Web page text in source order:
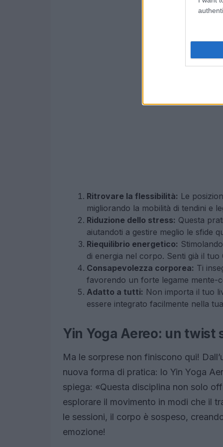
Ritrovare la flessibilità: Le
migliorando la mobilità di tendini e
Riduzione dello stress: Questa
aiutandoti a gestire meglio le sfide
Riequilibrio energetico:
di energia nel corpo. Senti già il tuo
Consapevolezza corporea: Ti
favorendo un forte legame mente-
Adatto a tutti: Non importa il tuo
essere integrato facilmente nella
Yin Yoga Aereo: un twist
Ma le sorprese non finiscono qui!
nuova forma di pratica: lo Yin Yoga
spiega: «Questa disciplina non solo
esplorare il movimento in modi che il
le sessioni, il corpo è sospeso,
emozione!